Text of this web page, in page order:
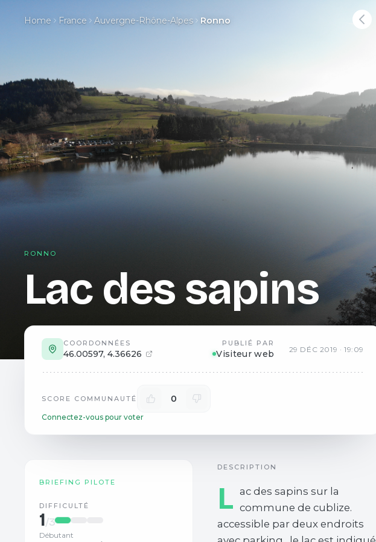
Home France Auvergne-Rhône-Alpes Ronno
RONNO
Lac des sapins
COORDONNÉES
46.00597, 4.36626
PUBLIÉ PAR
Visiteur web 29 DÉC 2019 · 19:09
SCORE COMMUNAUTÉ 0
Connectez-vous pour voter
BRIEFING PILOTE
DIFFICULTÉ
1/3
Débutant
DESCRIPTION
L ac des sapins sur la
commune de cublize.
accessible par deux endroits